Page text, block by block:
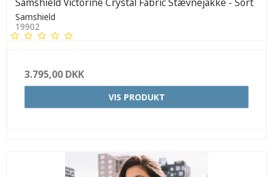
Samshield
19902
3.795,00 DKK
VIS PRODUKT